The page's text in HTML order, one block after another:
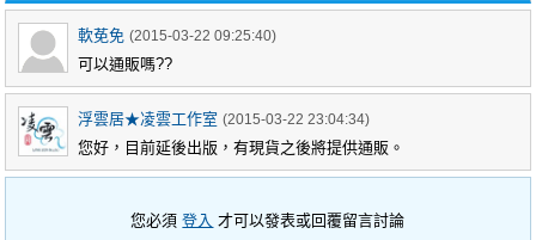
軟莬免 (2015-03-22 09:25:40)
可以通販嗎??
浮雲居★凌雲工作室 (2015-03-22 23:04:34)
您好，目前延後出版，有現貨之後將提供通販。
您必須登入 才可以發表或回覆留言討論